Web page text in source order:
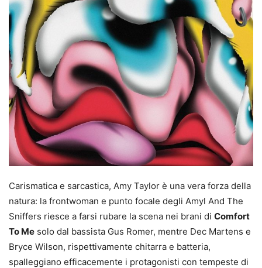
Carismatica e sarcastica, Amy Taylor è una vera forza della
natura: la frontwoman e punto focale degli Amyl And The
Sniffers riesce a farsi rubare la scena nei brani di Comfort
To Me solo dal bassista Gus Romer, mentre Dec Martens e
Bryce Wilson, rispettivamente chitarra e batteria,
spalleggiano efficacemente i protagonisti con tempeste di